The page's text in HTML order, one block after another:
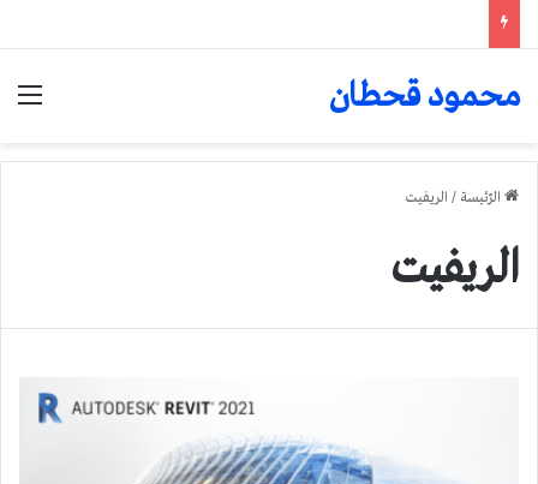
محمود قحطان
الرّئيسة / الريفيت
الريفيت